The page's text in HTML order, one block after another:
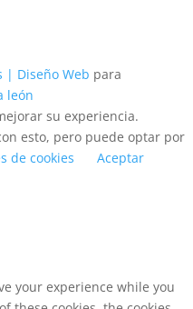
| Diseño Web para
león
su experiencia.
esto, pero puede optar por
de cookies
Aceptar
your experience while you